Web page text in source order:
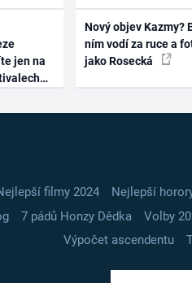
jen na
Nový objev Kazmy?
ním vodí za ruce a
jako Rosecká
filmy 2024 Nejlepší
7 pádů Honzy Dědka Volby
Výpočet ascendentu